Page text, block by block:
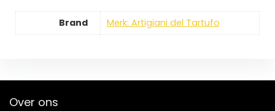
Brand Merk: Artigiani del Tartufo
Over ons